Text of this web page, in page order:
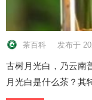
茶百科 发布于
古树月光白，乃云南
月光白是什么茶？